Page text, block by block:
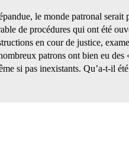
le monde patronal
de procédures qui ont été
en cour de justice,
patrons ont bien eu
si pas inexistants. Qu’a-t-il